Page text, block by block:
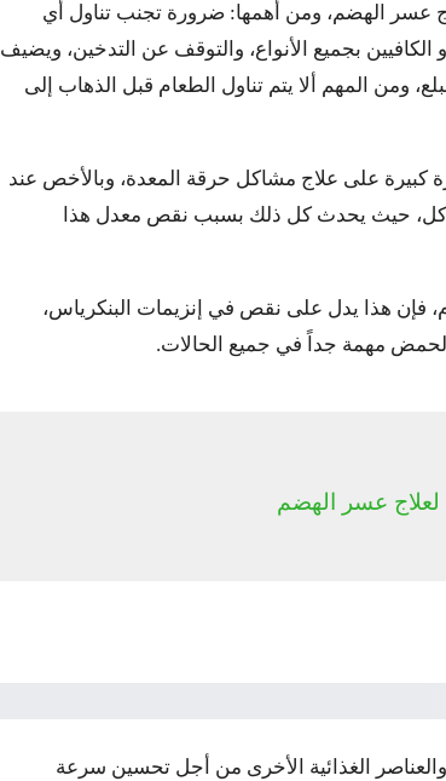
عسر الهضم، ومن أهمها: ضرورة تجنب تناول أي
بجميع الأنواع، والتوقف عن التدخين، ويضيف
ومن المهم ألا يتم تناول الطعام قبل الذهاب إلى
كبيرة على علاج مشاكل حرقة المعدة، وبالأخص عند
حيث يحدث كل ذلك بسبب نقص معدل هذا
فإن هذا يدل على نقص في إنزيمات البنكرياس،
مهمة جداً في جميع الحالات.
عسر الهضم
الغذائية الأخرى من أجل تحسين سرعة